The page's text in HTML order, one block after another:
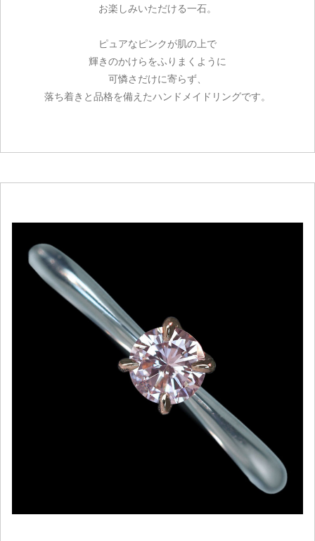
お楽しみいただける一石。
ピュアなピンクが肌の上で
輝きのかけらをふりまくように
可憐さだけに寄らず、
落ち着きと品格を備えたハンドメイドリングです。